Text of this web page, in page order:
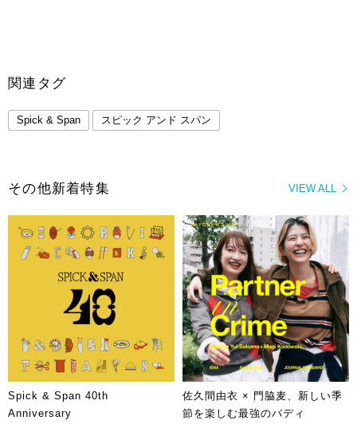
関連タグ
Spick & Span スピック アンド スパン
VIEW ALL
その他新着特集
Spick & Span 40th
Anniversary
佐久間由衣 × 門脇麦、新しい季
節を楽しむ最強のバディ